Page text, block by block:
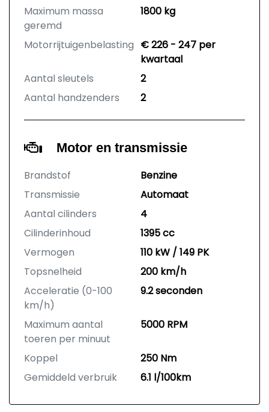
Maximum massa
geremd
1800 kg
Motorrijtuigenbelasting € 226 - 247 per
kwartaal
Aantal sleutels
2
Aantal handzenders
2
Motor en transmissie
Brandstof
Benzine
Transmissie
Automaat
Aantal cilinders
4
Cilinderinhoud
1395 cc
Vermogen
110 kW / 149 PK
Topsnelheid
200 km/h
Acceleratie (0-100
km/h)
9.2 seconden
Maximum aantal
toeren per minuut
5000 RPM
Koppel
250 Nm
Gemiddeld verbruik
6.1 l/100km